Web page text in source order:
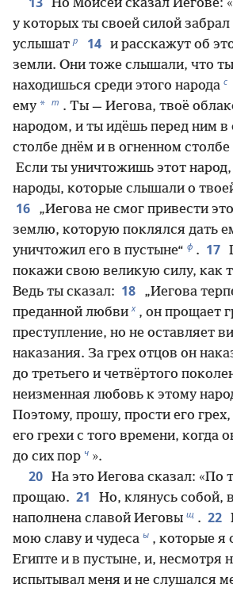
Но Моисей сказал Иегове:
у которых ты своей силой забрал
услышат р 14 и расскажут об
земли. Они тоже слышали, что
находишься среди этого народа с
ему * т . Ты — Иегова, твоё
народом, и ты идёшь перед ним в
столбе днём и в огненном
Если ты уничтожишь этот народ,
народы, которые слышали о
16
„Иегова не смог привести
землю, которую поклялся дать
уничтожил его в пустыне“ ф . 17
покажи свою великую силу, как
Ведь ты сказал: 18
„Иегова
преданной любви х , он прощает
преступление, но не оставляет
наказания. За грех отцов он
до третьего и четвёртого
неизменная любовь к этому
Поэтому, прошу, прости его
его грехи с того времени, когда
до сих пор ч ».
20 На это Иегова сказал: «По
прощаю. 21
Но, клянусь собой,
наполнена славой Иеговы щ . 22
мою славу и чудеса ы , которые я
Египте и в пустыне, и, несмотря
испытывал меня и не слушался